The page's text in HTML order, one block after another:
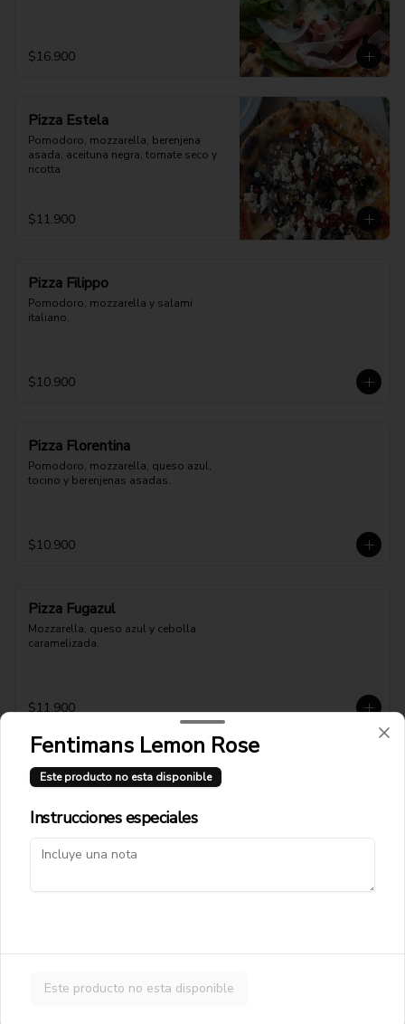
$16.900
Pizza Estela
Pomodoro, mozzarella, berenjena
asada, aceituna negra, tomate seco y
ricotta
$11.900
Pizza Filippo
Pomodoro, mozzarella y salami
italiano.
$10.900
Pizza Florentina
Pomodoro, mozzarella, queso azul,
tocino y berenjenas asadas.
$10.900
Pizza Fugazul
Mozzarella, queso azul y cebolla
caramelizada.
$11.900
Pizza Fugaronni
Mozzarella, pepperonni, cebolla
Pomodoro, mozzarella, jamón cocido,
Fentimans Lemon Rose
Este producto no esta disponible
Instrucciones especiales
Este producto no esta disponible